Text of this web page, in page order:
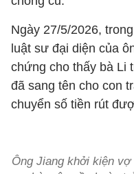
Ngày 27/5/2026,
luật sư đại diện của
chứng cho thấy bà Li
đã sang tên cho con
chuyển số tiền rút
Ông Jiang khởi kiện